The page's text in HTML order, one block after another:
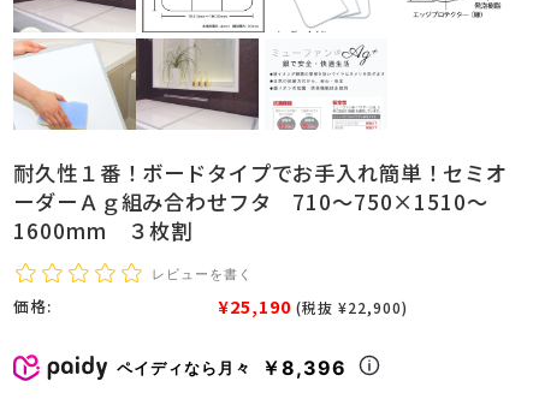
耐久性１番！ボードタイプでお手入れ簡単！セミオ
ーダーＡｇ組み合わせフタ 710～750×1510～
1600mm ３枚割
レビューを書く
価格: ¥25,190 (税抜 ¥22,900)
ペイディなら月々 ￥8,396